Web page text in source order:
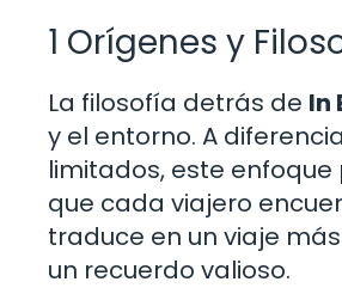
1 Orígenes y
La filosofía detrás de In
y el entorno. A
limitados, este
que cada viajero
traduce en un viaje
un recuerdo valioso.